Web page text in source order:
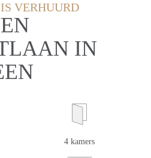
VERHUURD
IN
4 kamers